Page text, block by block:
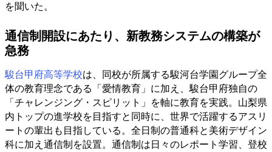
を聞いた。
通信制開設にあたり、新教務システムの構築が
急務
駿台甲府高等学校は、同校が所属する駿河台学園グループ全
体の教育理念である「愛情教育」に加え、駿台甲府独自の
「チャレンジング・スピリット」を軸に教育を実践。山梨県
内トップの進学校を目指すと同時に、世界で活躍するアスリ
ートの輩出も目指している。全日制の普通科と美術デザイン
科に加え通信制を設置。通信制は日々のレポート学習、登校